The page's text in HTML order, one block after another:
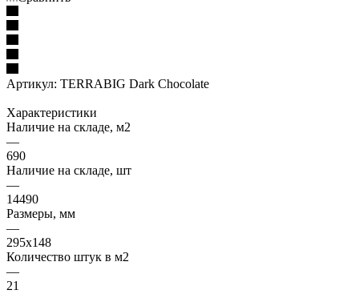
Артикул: TERRABIG Dark Chocolate
Характеристики
Наличие на складе, м2
—
690
Наличие на складе, шт
—
14490
Размеры, мм
—
295x148
Количество штук в м2
—
21